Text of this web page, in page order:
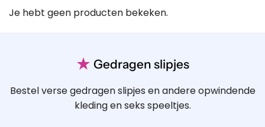
Je hebt geen producten bekeken.
★ Gedragen slipjes
Bestel verse gedragen slipjes en andere opwindende
kleding en seks speeltjes.